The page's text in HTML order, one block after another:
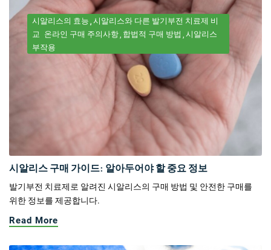
시알리스의 효능 시알리스와 다른 발기부전 치료제 비
교 온라인 구매 주의사항 합법적 구매 방법 시알리스
부작용
시알리스 구매 가이드: 알아두어야 할 중요 정보
발기부전 치료제로 알려진 시알리스의 구매 방법 및 안전한 구매를
위한 정보를 제공합니다.
Read More